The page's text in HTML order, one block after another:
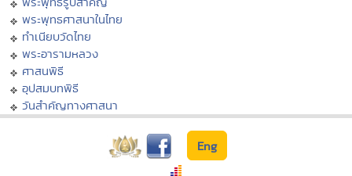
พระพุทธศาสนาในไทย
ทำเนียบวัดไทย
พระอารามหลวง
ศาสนพิธี
อุปสมบทพิธี
วันสำคัญทางศาสนา
Eng